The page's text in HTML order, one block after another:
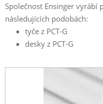
Společnost Ensinger vyrábí
následujících podobách:
tyče z PCT-G
desky z PCT-G